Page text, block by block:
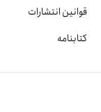
قوانین انتشارات
کتابنامه